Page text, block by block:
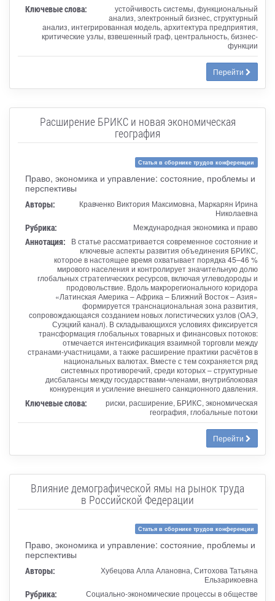
Ключевые слова:
устойчивость системы, функциональный
анализ, электронный бизнес, структурный
анализ, интегрированная модель, архитектура предприятия,
критические узлы, взвешенный граф, центральность, бизнес-
функции
Перейти
Расширение БРИКС и новая экономическая
география
Статья в сборнике трудов конференции
Право, экономика и управление: состояние, проблемы и
перспективы
Авторы:
Кравченко Виктория Максимовна, Маркарян Ирина
Николаевна
Рубрика: Международная экономика и право
Аннотация:
В статье рассматривается современное состояние и
ключевые аспекты развития объединения БРИКС,
которое в настоящее время охватывает порядка 45–46 %
мирового населения и контролирует значительную долю
глобальных стратегических ресурсов, включая углеводороды и
продовольствие. Вдоль макрорегионального коридора
«Латинская Америка – Африка – Ближний Восток – Азия»
формируется транснациональная зона развития,
сопровождающаяся созданием новых логистических узлов (ОАЭ,
Суэцкий канал). В складывающихся условиях фиксируется
трансформация глобальных товарных и финансовых потоков:
отмечается интенсификация взаимной торговли между
странами-участницами, а также расширение практики расчётов в
национальных валютах. Вместе с тем сохраняется ряд
системных противоречий, среди которых – структурные
дисбалансы между государствами-членами, внутриблоковая
конкуренция и усиление внешнего санкционного давления.
Ключевые слова:
риски, расширение, БРИКС, экономическая
география, глобальные потоки
Перейти
Влияние демографической ямы на рынок труда
в Российской Федерации
Статья в сборнике трудов конференции
Право, экономика и управление: состояние, проблемы и
перспективы
Авторы:
Хубецова Алла Алановна, Ситохова Татьяна
Ельзарикоевна
Рубрика: Социально-экономические процессы в обществе